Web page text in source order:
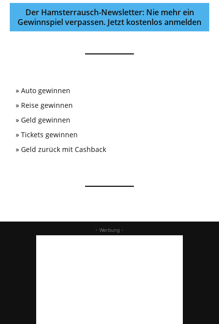
Der Hamsterrausch-Newsletter: Nie mehr ein
Gewinnspiel verpassen. Jetzt kostenlos anmelden
» Auto gewinnen
» Reise gewinnen
» Geld gewinnen
» Tickets gewinnen
» Geld zurück mit Cashback
- Werbung -